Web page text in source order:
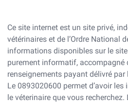
Ce site internet est un site privé,
vétérinaires et de l’Ordre National
informations disponibles sur le
purement informatif, accompagné
renseignements payant délivré
Le 0893020600 permet d’avoir
le véterinaire que vous recherchez.